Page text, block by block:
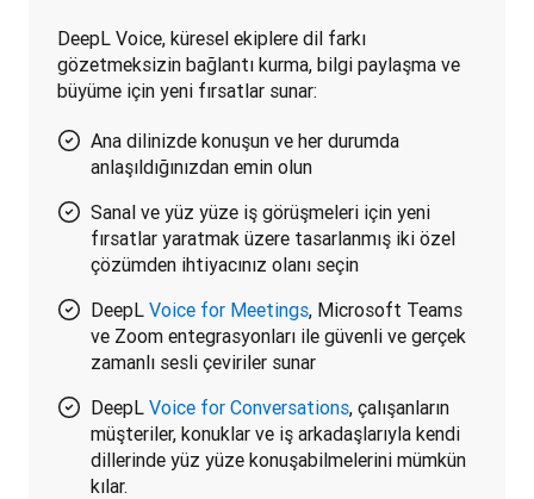
DeepL Voice, küresel ekiplere dil farkı
gözetmeksizin bağlantı kurma, bilgi paylaşma ve
büyüme için yeni fırsatlar sunar:
Ana dilinizde konuşun ve her durumda
anlaşıldığınızdan emin olun
Sanal ve yüz yüze iş görüşmeleri için yeni
fırsatlar yaratmak üzere tasarlanmış iki özel
çözümden ihtiyacınız olanı seçin
DeepL Voice for Meetings, Microsoft Teams
ve Zoom entegrasyonları ile güvenli ve gerçek
zamanlı sesli çeviriler sunar
DeepL Voice for Conversations, çalışanların
müşteriler, konuklar ve iş arkadaşlarıyla kendi
dillerinde yüz yüze konuşabilmelerini mümkün
kılar.